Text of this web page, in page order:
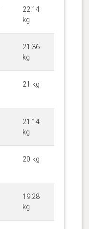
22.14
kg
21.36
kg
21 kg
21.14
kg
20 kg
19.28
kg